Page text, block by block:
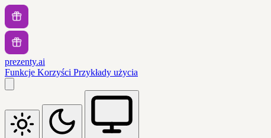
prezenty.ai
Funkcje Korzyści Przykłady użycia